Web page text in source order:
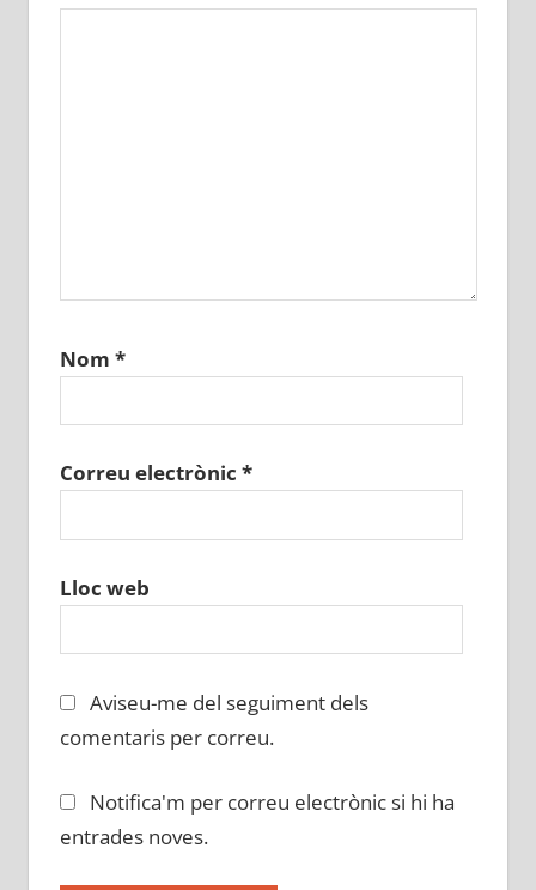
Nom *
Correu electrònic *
Lloc web
Aviseu-me del seguiment dels
comentaris per correu.
Notifica'm per correu electrònic si hi ha
entrades noves.